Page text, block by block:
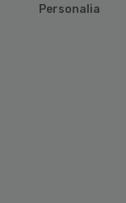
Personalia